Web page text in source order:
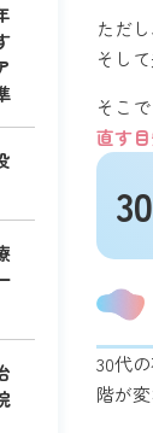
ただ
そし
そこ
直す
30代
階が